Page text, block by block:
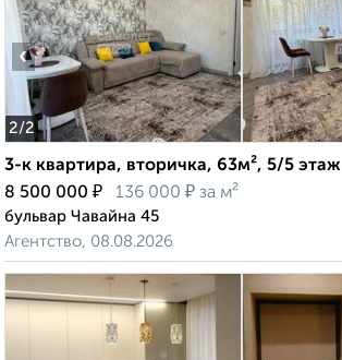
2/2
‹
3-к квартира, вторичка, 63м², 5/5 этаж
8 500 000 ₽ 136 000 ₽ за м²
бульвар Чавайна 45
Агентство, 08.08.2026